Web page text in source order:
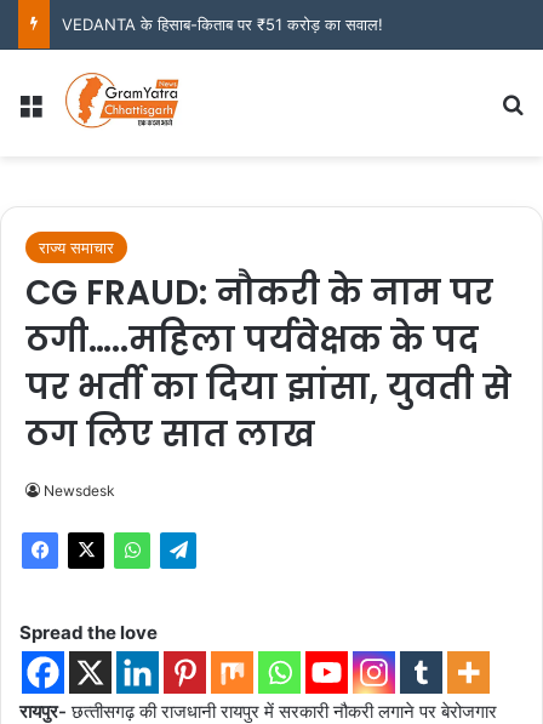
VEDANTA के हिसाब-किताब पर ₹51 करोड़ का सवाल!
Menu
राज्य समाचार
CG FRAUD: नौकरी के नाम पर
ठगी…..महिला पर्यवेक्षक के पद
पर भर्ती का दिया झांसा, युवती से
ठग लिए सात लाख
Newsdesk
Spread the love
रायपुर-छत्‍तीसगढ़ की राजधानी रायपुर में सरकारी नौकरी लगाने पर बेरोजगार